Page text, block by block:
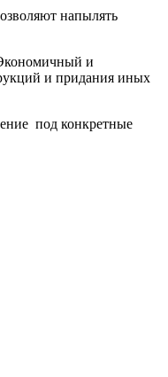
напылять
и
и придания иных
под конкретные